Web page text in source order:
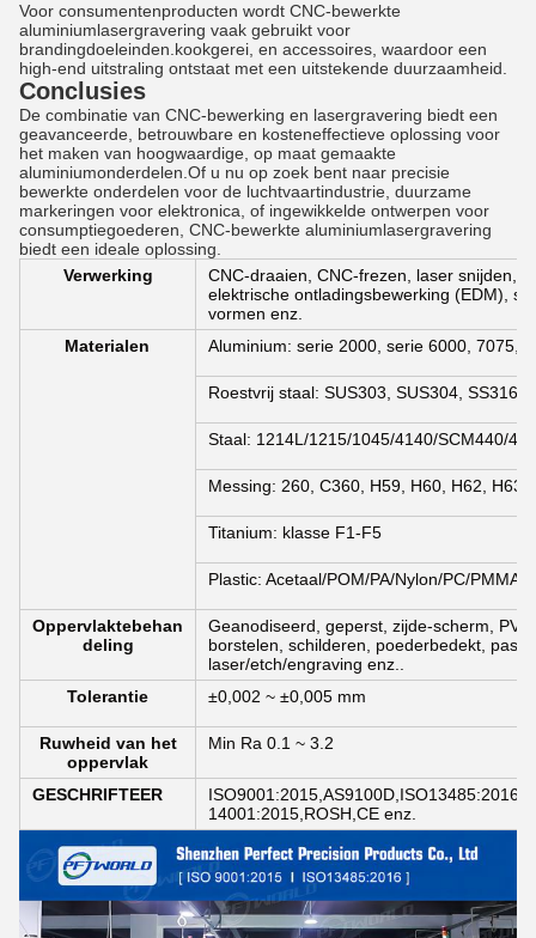
Voor consumentenproducten wordt CNC-bewerkte
aluminiumlasergravering vaak gebruikt voor
brandingdoeleinden.kookgerei, en accessoires, waardoor een
high-end uitstraling ontstaat met een uitstekende duurzaamheid.
Conclusies
De combinatie van CNC-bewerking en lasergravering biedt een
geavanceerde, betrouwbare en kosteneffectieve oplossing voor
het maken van hoogwaardige, op maat gemaakte
aluminiumonderdelen.Of u nu op zoek bent naar precisie
bewerkte onderdelen voor de luchtvaartindustrie, duurzame
markeringen voor elektronica, of ingewikkelde ontwerpen voor
consumptiegoederen, CNC-bewerkte aluminiumlasergravering
biedt een ideale oplossing.
Verwerking
CNC-draaien, CNC-frezen, laser snijden,
elektrische ontladingsbewerking (EDM),
vormen enz.
Materialen
Aluminium: serie 2000, serie 6000, 7075,
Roestvrij staal: SUS303, SUS304, SS316,
Staal: 1214L/1215/1045/4140/SCM440/
Messing: 260, C360, H59, H60, H62,
Titanium: klasse F1-F5
Plastic: Acetaal/POM/PA/Nylon/PC/PMMA/
Oppervlaktebehan
deling
Geanodiseerd, geperst, zijde-scherm,
borstelen, schilderen, poederbedekt,
laser/etch/engraving enz..
Tolerantie
±0,002 ~ ±0,005 mm
Ruwheid van het
oppervlak
Min Ra 0.1 ~ 3.2
GESCHRIFTEER
14001:2015,ROSH,CE enz.